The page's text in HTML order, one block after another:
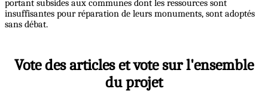
portant subsides aux communes dont les ressources sont
insuffisantes pour réparation de leurs monuments, sont adoptés
sans débat.
Vote des articles et vote sur l'ensemble
du projet